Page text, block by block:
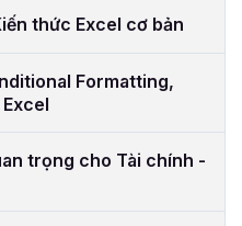
thức Excel cơ bản
Formatting,
trọng cho Tài chính -